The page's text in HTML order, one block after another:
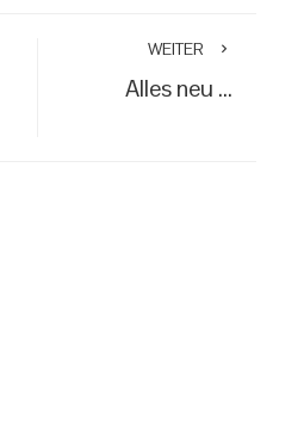
WEITER
Alles neu …